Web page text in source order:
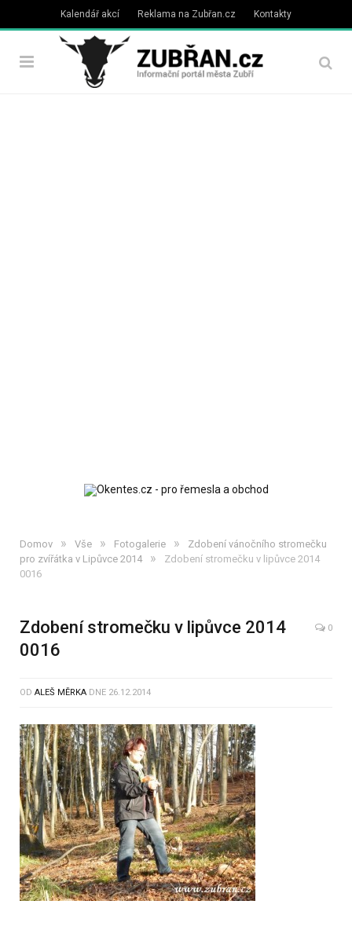
Kalendář akcí Reklama na Zubřan.cz Kontakty
Domov » Vše » Fotogalerie »
Zdobení vánočního stromečku
pro zvířátka v Lipůvce 2014
»
Zdobení stromečku v lipůvce 2014
0016
Zdobení stromečku v lipůvce 2014
0016
0
OD ALEŠ MĚRKA DNE 26.12.2014